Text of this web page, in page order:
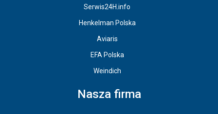
Serwis24H.info
Henkelman Polska
Aviaris
EFA Polska
Weindich
Nasza firma